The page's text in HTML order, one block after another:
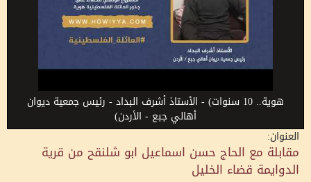
هوية.. 10 سنوات) - الأستاذ أشرف البداد - رئيس جمعية ديوان
أهالي جبع - الأردن)
العنوان:
مقابلة مع الحاج حسن اسماعيل ابو شلنقح من قرية
الدوايمة قضاء الخليل